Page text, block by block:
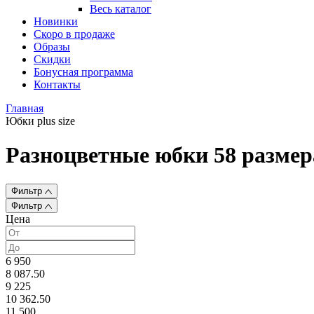
Весь каталог
Новинки
Скоро в продаже
Образы
Скидки
Бонусная программа
Контакты
Главная
Юбки plus size
Разноцветные юбки 58
Фильтр
Фильтр
Цена
6 950
8 087.50
9 225
10 362.50
11 500